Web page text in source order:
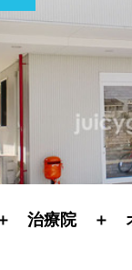
治療院 ＋